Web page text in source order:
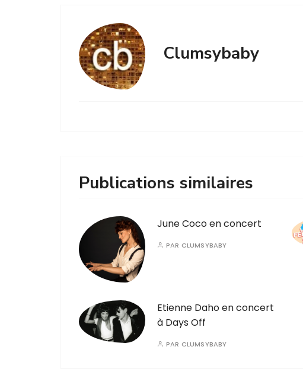
Clumsybaby
Publications similaires
June Coco en concert
PAR CLUMSYBABY
Etienne Daho en concert
à Days Off
PAR CLUMSYBABY